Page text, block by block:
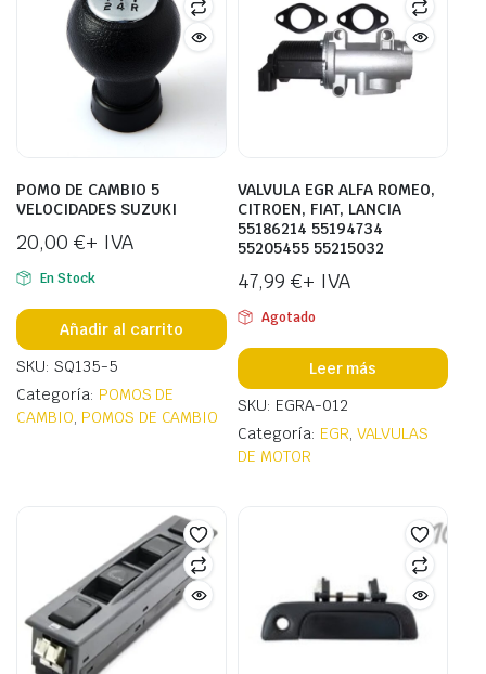
POMO DE CAMBIO 5
VELOCIDADES SUZUKI
20,00 €+ IVA
En Stock
Añadir al carrito
SKU: SQ135-5
Categoría: POMOS DE
CAMBIO, POMOS DE CAMBIO
VALVULA EGR ALFA ROMEO,
CITROEN, FIAT, LANCIA
55186214 55194734
55205455 55215032
47,99 €+ IVA
Agotado
Leer más
SKU: EGRA-012
Categoría: EGR, VALVULAS
DE MOTOR